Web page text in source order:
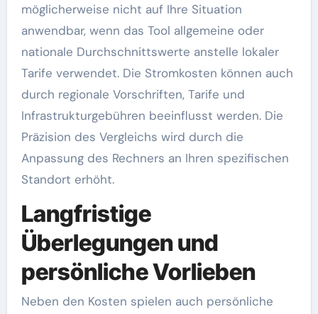
möglicherweise nicht auf Ihre Situation
anwendbar, wenn das Tool allgemeine oder
nationale Durchschnittswerte anstelle lokaler
Tarife verwendet. Die Stromkosten können auch
durch regionale Vorschriften, Tarife und
Infrastrukturgebühren beeinflusst werden. Die
Präzision des Vergleichs wird durch die
Anpassung des Rechners an Ihren spezifischen
Standort erhöht.
Langfristige
Überlegungen und
persönliche Vorlieben
Neben den Kosten spielen auch persönliche